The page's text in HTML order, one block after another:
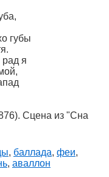
губы
я
Сцена из "Сна
, баллада, феи,
, аваллон